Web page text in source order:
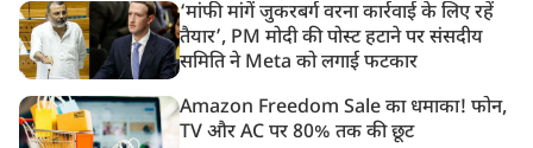
‘मांफी मांगें जुकरबर्ग वरना कार्रवाई के लिए रहें
तैयार’, PM मोदी की पोस्ट हटाने पर संसदीय
समिति ने Meta को लगाई फटकार
Amazon Freedom Sale का धमाका! फोन,
TV और AC पर 80% तक की छूट